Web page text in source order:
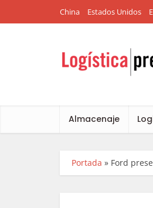
China Estados Unidos
Almacenaje
Portada » Ford